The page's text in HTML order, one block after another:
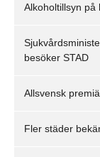
Alkoholtillsyn på
besöker STAD
Allsvensk
Fler städer